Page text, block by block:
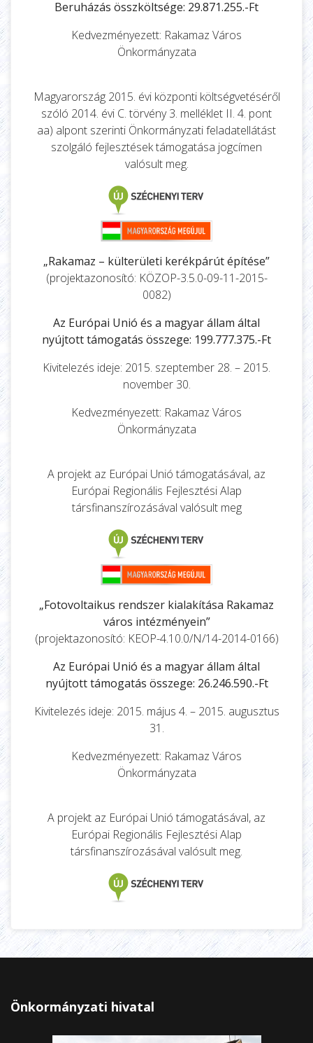
Beruházás összköltsége: 29.871.255.-Ft
Kedvezményezett: Rakamaz Város
Önkormányzata
Magyarország 2015. évi központi költségvetéséről
szóló 2014. évi C. törvény 3. melléklet II. 4. pont
aa) alpont szerinti Önkormányzati feladatellátást
szolgáló fejlesztések támogatása jogcímen
valósult meg.
„Rakamaz – külterületi kerékpárút építése”
(projektazonosító: KÖZOP-3.5.0-09-11-2015-
0082)
Az Európai Unió és a magyar állam által
nyújtott támogatás összege: 199.777.375.-Ft
Kivitelezés ideje: 2015. szeptember 28. – 2015.
november 30.
Kedvezményezett: Rakamaz Város
Önkormányzata
A projekt az Európai Unió támogatásával, az
Európai Regionális Fejlesztési Alap
társfinanszírozásával valósult meg
„Fotovoltaikus rendszer kialakítása Rakamaz
város intézményein”
(projektazonosító: KEOP-4.10.0/N/14-2014-0166)
Az Európai Unió és a magyar állam által
nyújtott támogatás összege: 26.246.590.-Ft
Kivitelezés ideje: 2015. május 4. – 2015. augusztus
31.
Kedvezményezett: Rakamaz Város
Önkormányzata
A projekt az Európai Unió támogatásával, az
Európai Regionális Fejlesztési Alap
társfinanszírozásával valósult meg.
Önkormányzati hivatal